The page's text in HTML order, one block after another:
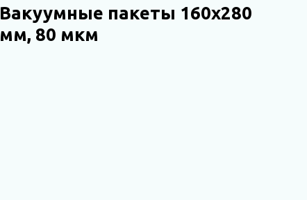
Вакуумные пакеты 160х280
мм, 80 мкм